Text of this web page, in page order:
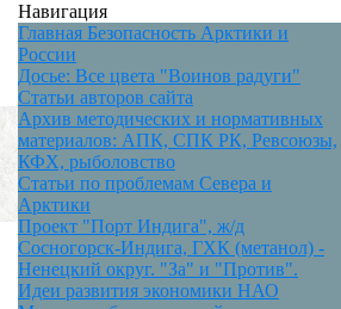
Навигация
Главная Безопасность Арктики и
России
Досье: Все цвета "Воинов радуги"
Статьи авторов сайта
Архив методических и нормативных
материалов: АПК, СПК РК, Ревсоюзы,
КФХ, рыболовство
Статьи по проблемам Севера и
Арктики
Проект "Порт Индига", ж/д
Сосногорск-Индига, ГХК (метанол) -
Ненецкий округ. "За" и "Против".
Идеи развития экономики НАО